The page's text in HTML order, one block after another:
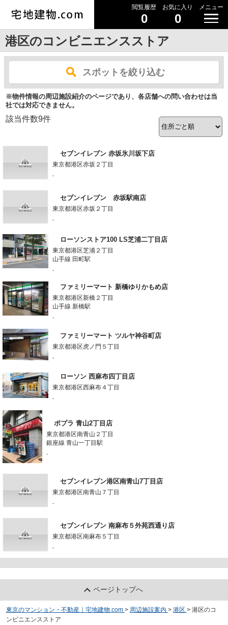
閲覧履歴
0
お気に入り
0
メニュー
港区のコンビニエンスストア
スポットを絞り込む
※物件情報の周辺施設紹介のページであり、各店舗への問い合わせは当
社では対応できません。
該当件数9件
セブンイレブン 赤坂氷川坂下店
東京都港区赤坂２丁目
-
セブンイレブン 赤坂駅南店
東京都港区赤坂２丁目
-
ローソンストア100 LS芝浦二丁目店
東京都港区芝浦２丁目
山手線 田町駅
-
ファミリーマート 新橋ゆりかもめ店
東京都港区新橋２丁目
山手線 新橋駅
-
ファミリーマート ツルヤ神谷町店
東京都港区虎ノ門５丁目
-
ローソン 西麻布四丁目店
東京都港区西麻布４丁目
-
ポプラ 青山2丁目店
東京都港区南青山２丁目
銀座線 青山一丁目駅
-
セブンイレブン港区南青山7丁目店
東京都港区南青山７丁目
-
セブンイレブン 南麻布５外苑西通り店
東京都港区南麻布５丁目
-
ページトップへ
東京のマンション・不動産｜宅地建物.com > 周辺施設案内 > 港区 > 港区のコ
ンビニエンスストア